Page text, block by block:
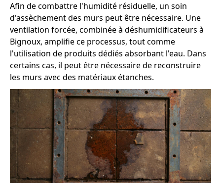
Afin de combattre l'humidité résiduelle, un soin
d'assèchement des murs peut être nécessaire. Une
ventilation forcée, combinée à déshumidificateurs à
Bignoux, amplifie ce processus, tout comme
l'utilisation de produits dédiés absorbant l'eau. Dans
certains cas, il peut être nécessaire de reconstruire
les murs avec des matériaux étanches.